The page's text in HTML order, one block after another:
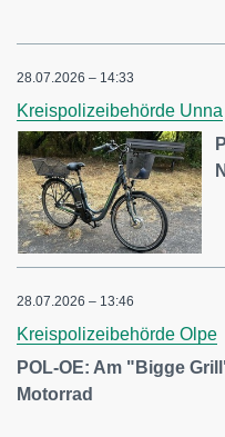
28.07.2026 – 14:33
Kreispolizeibehörde Unna
28.07.2026 – 13:46
Kreispolizeibehörde Olpe
POL-OE: Am "Bigge
Motorrad